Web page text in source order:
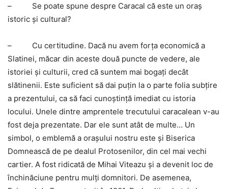
– Se poate spune despre Caracal că este un oraş
istoric şi cultural?
– Cu certitudine. Dacă nu avem forţa economică a
Slatinei, măcar din aceste două puncte de vedere, ale
istoriei şi culturii, cred că suntem mai bogaţi decât
slătinenii. Este suficient să dai puţin la o parte folia subţire
a prezentului, ca să faci cunoştinţă imediat cu istoria
locului. Unele dintre amprentele trecutului caracalean v-au
fost deja prezentate. Dar ele sunt atât de multe… Un
simbol, o emblemă a oraşului nostru este şi Biserica
Domnească de pe dealul Protosenilor, din cel mai vechi
cartier. A fost ridicată de Mihai Viteazu şi a devenit loc de
închinăciune pentru mulţi domnitori. De asemenea,